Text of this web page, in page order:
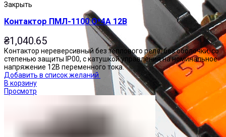
Закрыть
Контактор ПМЛ-1100 О*4А 12В
₴1,040.65
Контактор нереверсивный без теплового реле, без оболочки, со
степенью защиты IP00, с катушкой управления на номинальное
напряжение 12В переменного тока.
Добавить в список желаний
В корзину
Просмотр